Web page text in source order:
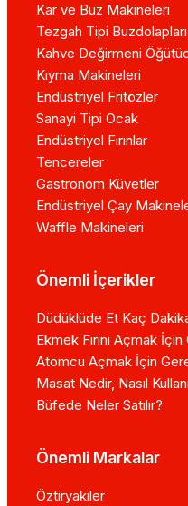
Kar ve Buz Makineleri
Tezgah Tipi Buzdolapları
Kahve Değirmeni
Kıyma Makineleri
Endüstriyel Fritözler
Sanayi Tipi Ocak
Endüstriyel Fırınlar
Tencereler
Gastronom Küvetler
Endüstriyel Çay
Waffle Makineleri
Önemli İçerikler
Düdüklüde Et Kaç
Ekmek Fırını Açmak
Atomcu Açmak İçin
Masat Nedir, Nasıl
Büfede Neler Satılır?
Önemli Markalar
Öztiryakiler